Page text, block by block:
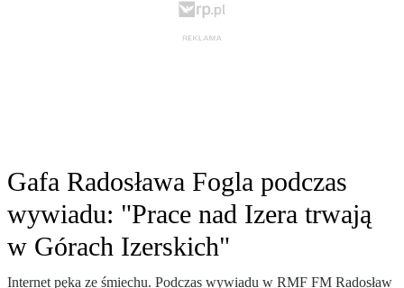
Gafa Radosława Fogla podczas
wywiadu: "Prace nad Izera trwają
w Górach Izerskich"
Internet pęka ze śmiechu. Podczas wywiadu w RMF FM Radosław